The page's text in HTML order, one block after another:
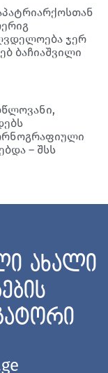
ჯერ
ბაჩიაშვილი
– შსს
ახალი